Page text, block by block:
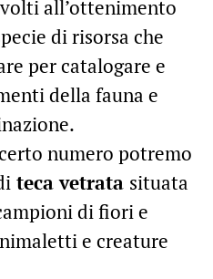
all’ottenimento
di risorsa che
per catalogare e
della fauna e
numero potremo
teca vetrata situata
di fiori e
e creature